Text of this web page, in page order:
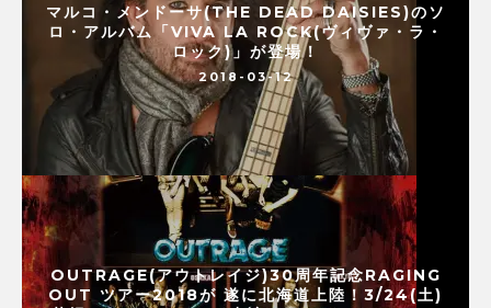
マルコ・メンドーサ(THE DEAD DAISIES)のソ
ロ・アルバム「VIVA LA ROCK(ヴィヴァ・ラ・
ロック)」が登場！
2018-03-12
OUTRAGE(アウトレイジ)30周年記念RAGING
OUT ツアー2018が 遂に北海道上陸！3/24(土)